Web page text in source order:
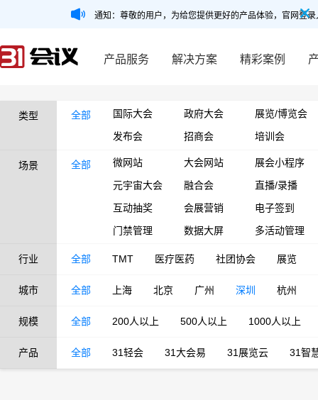
通知：尊敬的用户，为给您提供更好的产品体验，官网登
产品服务 解决方案 精彩案例
类型 全部 国际大会 政府大会
展览/博览会
发布会
招商会 培训会
场景 全部 微网站 大会网站
展会小程序
元宇宙大会
融合会
直播/录播
互动抽奖
会展营销
电子签到
门禁管理
数据大屏 多活动管理
行业 全部 TMT 医疗医药 社团协会 展览
城市 全部 上海 北京 广州 深圳 杭州
规模 全部 200人以上 500人以上 1000人以上
产品 全部 31轻会 31大会易 31展览云 31智